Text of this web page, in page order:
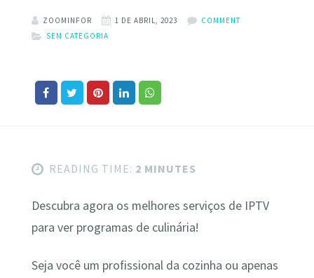
ZOOMINFOR 1 DE ABRIL, 2023
COMMENT
SEM CATEGORIA
READING TIME: 2 MINUTES
Descubra agora os melhores serviços de IPTV
para ver programas de culinária!
Seja você um profissional da cozinha ou apenas